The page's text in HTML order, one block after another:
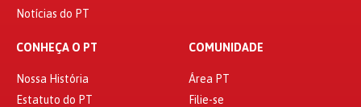
Notícias do PT
CONHEÇA O PT
Nossa História
Estatuto do PT
COMUNIDADE
Área PT
Filie-se